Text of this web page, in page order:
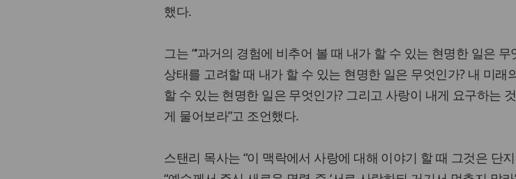
했다.
그는 “‘과거의 경험에 비추어 볼 때 내가 할 수 있는 현명한 일은
상태를 고려할 때 내가 할 수 있는 현명한 일은 무엇인가? 내 미래
할 수 있는 현명한 일은 무엇인가? 그리고 사랑이 내게 요구하는
게 물어보라”고 조언했다.
스탠리 목사는 “이 맥락에서 사랑에 대해 이야기 할 때 그것은 단